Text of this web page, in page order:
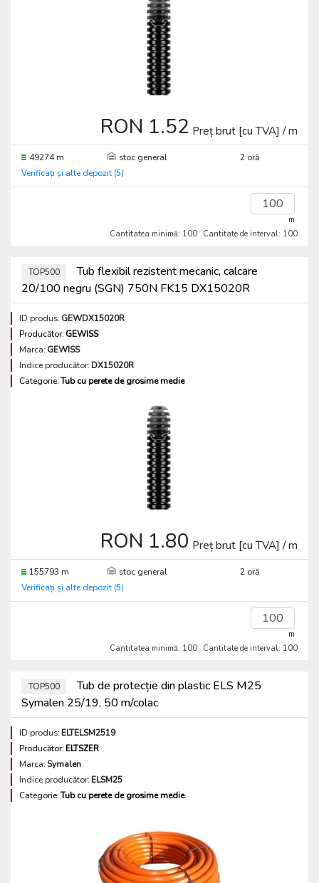
RON 1.52 Preț brut [cu TVA] / m
49274 m stoc general
2 oră
Verificați și alte depozit (5)
m
Cantitatea minimă: 100 Cantitate de interval: 100
TOP500
Tub flexibil rezistent mecanic, calcare
20/100 negru (SGN) 750N FK15 DX15020R
ID produs: GEWDX15020R
Producător: GEWISS
Marca: GEWISS
Indice producător:DX15020R
Categorie:Tub cu perete de grosime medie
RON 1.80 Preț brut [cu TVA] / m
155793 m stoc general
2 oră
Verificați și alte depozit (5)
m
Cantitatea minimă: 100 Cantitate de interval: 100
TOP500
Tub de protecție din plastic ELS M25
Symalen 25/19, 50 m/colac
ID produs:ELTELSM2519
Producător:ELTSZER
Marca:Symalen
Indice producător:ELSM25
Categorie:Tub cu perete de grosime medie